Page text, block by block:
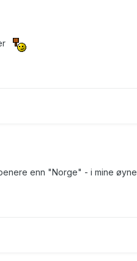
enn "Norge" - i mine øyne